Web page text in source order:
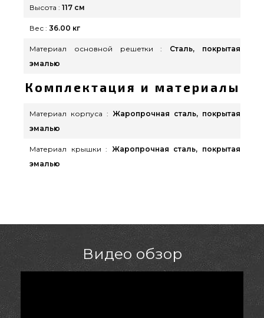
Высота : 117 см
Вес : 36.00 кг
Материал основной решетки :
Сталь, покрытая
эмалью
Комплектация и материалы
Материал корпуса : Жаропрочная сталь, покрытая
эмалью
Материал крышки :
Жаропрочная сталь, покрытая
эмалью
Видео обзор